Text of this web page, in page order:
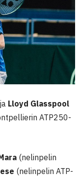
Lloyd Glasspool
ATP250-
(nelinpelin
(nelinpelin ATP-